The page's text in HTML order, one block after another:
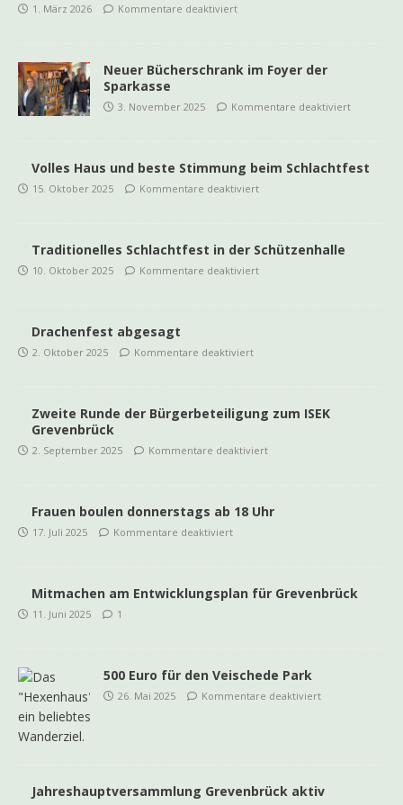
1. März 2026 Kommentare deaktiviert
Neuer Bücherschrank im Foyer der
Sparkasse
3. November 2025 Kommentare deaktiviert
Volles Haus und beste Stimmung beim Schlachtfest
15. Oktober 2025 Kommentare deaktiviert
Traditionelles Schlachtfest in der Schützenhalle
10. Oktober 2025 Kommentare deaktiviert
Drachenfest abgesagt
2. Oktober 2025 Kommentare deaktiviert
Zweite Runde der Bürgerbeteiligung zum ISEK
Grevenbrück
2. September 2025 Kommentare deaktiviert
Frauen boulen donnerstags ab 18 Uhr
17. Juli 2025 Kommentare deaktiviert
Mitmachen am Entwicklungsplan für Grevenbrück
11. Juni 2025 1
500 Euro für den Veischede Park
26. Mai 2025 Kommentare deaktiviert
Jahreshauptversammlung Grevenbrück aktiv